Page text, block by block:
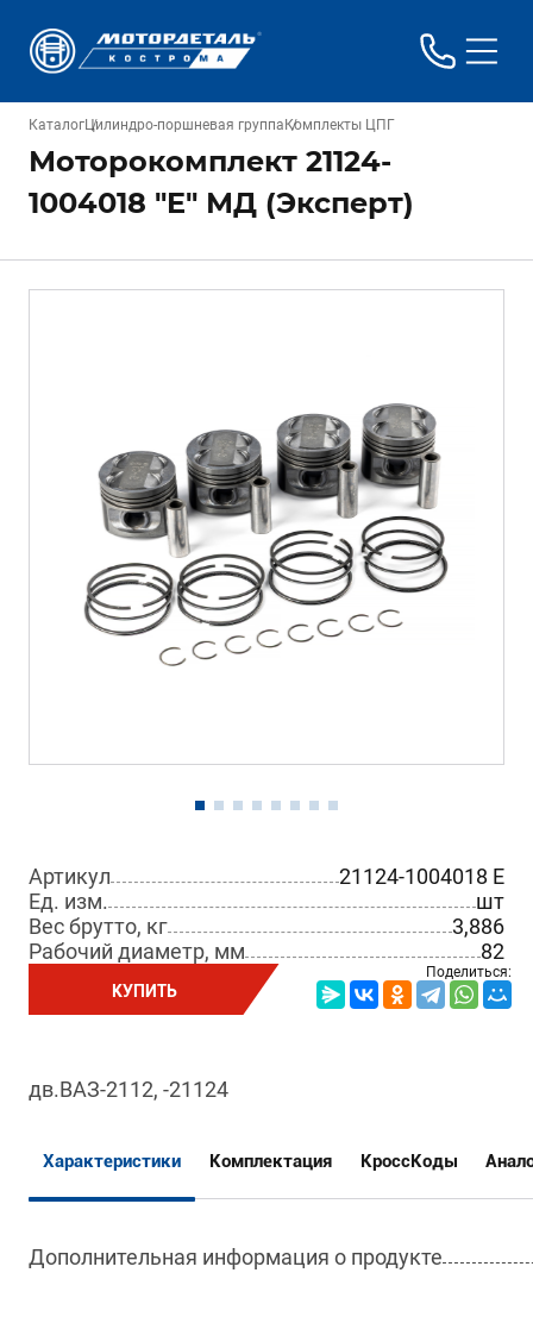
КаталогЦилиндро-поршневая группа Комплекты ЦПГ
Моторокомплект 21124-
1004018 "E" МД (Эксперт)
Артикул
21124-1004018 E
Ед. изм.
шт
Вес брутто, кг
3,886
Рабочий диаметр, мм
82
КУПИТЬ
Поделиться:
дв.ВАЗ-2112, -21124
Характеристики Комплектация КроссКоды
Дополнительная информация о продукте